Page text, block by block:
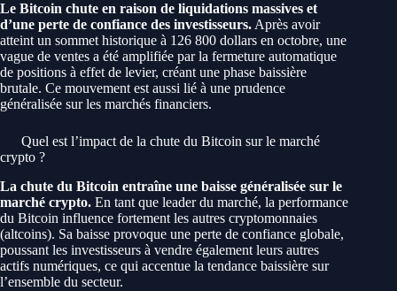
Le Bitcoin chute en raison de liquidations massives et
d’une perte de confiance des investisseurs.Après avoir
atteint un sommet historique à 126 800 dollars en octobre, une
vague de ventes a été amplifiée par la fermeture automatique
de positions à effet de levier, créant une phase baissière
brutale. Ce mouvement est aussi lié à une prudence
généralisée sur les marchés financiers.
Quel est l’impact de la chute du Bitcoin sur le marché
crypto ?
La chute du Bitcoin entraîne une baisse généralisée sur le
marché crypto. En tant que leader du marché, la performance
du Bitcoin influence fortement les autres cryptomonnaies
(altcoins). Sa baisse provoque une perte de confiance globale,
poussant les investisseurs à vendre également leurs autres
actifs numériques, ce qui accentue la tendance baissière sur
l’ensemble du secteur.